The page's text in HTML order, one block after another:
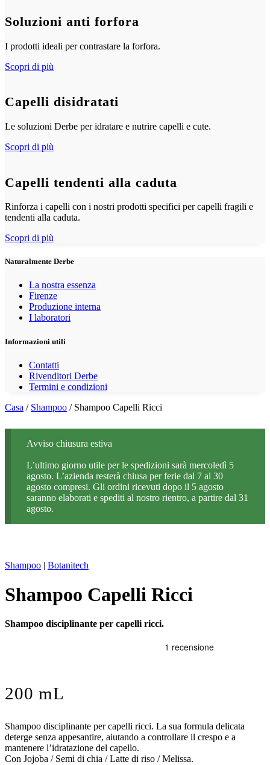
Soluzioni anti forfora
I prodotti ideali per contrastare la forfora.
Scopri di più
Capelli disidratati
Le soluzioni Derbe per idratare e nutrire capelli e cute.
Scopri di più
Capelli tendenti alla caduta
Rinforza i capelli con i nostri prodotti specifici per capelli fragili e
tendenti alla caduta.
Scopri di più
Naturalmente Derbe
La nostra essenza
Firenze
Produzione interna
I laboratori
Informazioni utili
Contatti
Rivenditori Derbe
Termini e condizioni
Casa / Shampoo / Shampoo Capelli Ricci
Avviso chiusura estiva
L’ultimo giorno utile per le spedizioni sarà mercoledì 5
agosto. L’azienda resterà chiusa per ferie dal 7 al 30
agosto compresi. Gli ordini ricevuti dopo il 5 agosto
saranno elaborati e spediti al nostro rientro, a partire dal 31
agosto.
Shampoo | Botanitech
Shampoo Capelli Ricci
Shampoo disciplinante per capelli ricci.
200 mL
Shampoo disciplinante per capelli ricci. La sua formula delicata
deterge senza appesantire, aiutando a controllare il crespo e a
mantenere l’idratazione del capello.
Con Jojoba / Semi di chia / Latte di riso / Melissa.